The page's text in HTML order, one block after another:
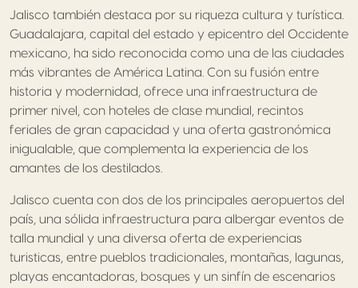
Jalisco también destaca por su riqueza cultura y turística.
Guadalajara, capital del estado y epicentro del Occidente
mexicano, ha sido reconocida como una de las ciudades
más vibrantes de América Latina. Con su fusión entre
historia y modernidad, ofrece una infraestructura de
primer nivel, con hoteles de clase mundial, recintos
feriales de gran capacidad y una oferta gastronómica
inigualable, que complementa la experiencia de los
amantes de los destilados.
Jalisco cuenta con dos de los principales aeropuertos del
país, una sólida infraestructura para albergar eventos de
talla mundial y una diversa oferta de experiencias
turisticas, entre pueblos tradicionales, montañas, lagunas,
playas encantadoras, bosques y un sinfín de escenarios